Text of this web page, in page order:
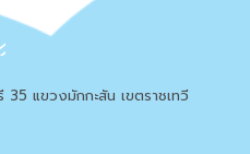
แขวงมักกะสัน เขตราชเทวี